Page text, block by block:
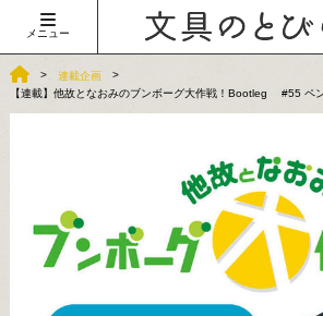
メニュー
連載企画
【連載】他故となおみのブンボーグ大作戦！Bootleg #55 ペ